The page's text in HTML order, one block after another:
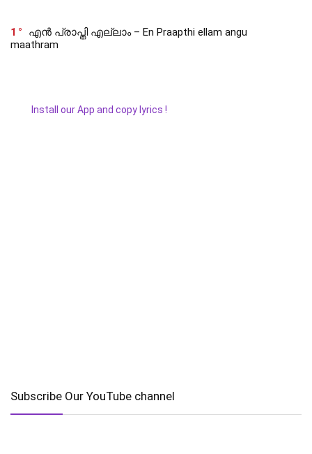
1
എൻ പ്രാപ്തി എല്ലാം – En Praapthi ellam angu
maathram
Install our App and copy lyrics !
Subscribe Our YouTube channel